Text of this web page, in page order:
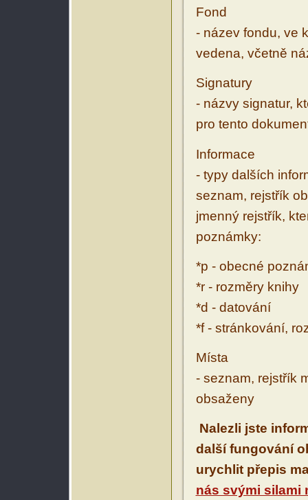
Fond
- název fondu, ve
vedena, včetně
Signatury
- názvy signatur,
pro tento
Informace
- typy dalších
seznam, rejstřík
jmenný rejstřík,
poznámky:
*p - obecné
*r - rozměry knihy
*d - datování
*f - stránkování,
Místa
- seznam, rejstřík
obsaženy
Nalezli jste
další fungování
urychlit přepis
nás svými silami